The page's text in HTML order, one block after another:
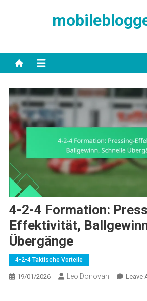
4-2-4 Formation:
Effektivität,
Übergänge
4-2-4 Taktische Vorteile
19/01/2026 Leo Donovan Leave